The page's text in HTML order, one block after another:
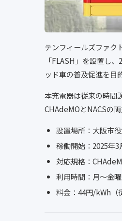
テンフィールズファク
「FLASH」を設置し
ッド車の普及促進を目
本充電器は従来の時間
CHAdeMOとNACSの
設置場所：大阪市
稼働開始：2025年3
対応規格：
利用時間：月～金
料金：44円/kWh（